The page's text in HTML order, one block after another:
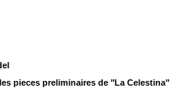
pieces preliminaires de "La Celestina"